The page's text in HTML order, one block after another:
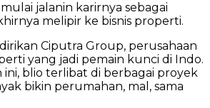
jalanin karirnya sebagai
melipir ke bisnis properti.
Ciputra Group, perusahaan
yang jadi pemain kunci di Indo.
ini, blio terlibat di berbagai proyek
bikin perumahan, mal, sama